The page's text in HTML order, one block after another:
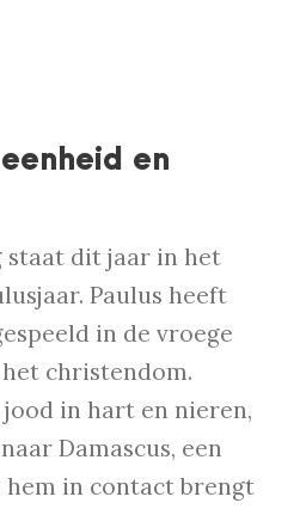
en
dit jaar in het
Paulus heeft
in de vroege
christendom.
jood in hart en nieren,
Damascus, een
in contact brengt